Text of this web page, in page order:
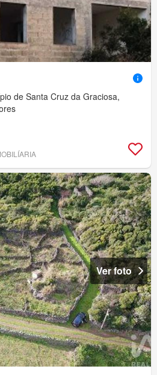
de Santa Cruz da Graciosa,
Ver foto